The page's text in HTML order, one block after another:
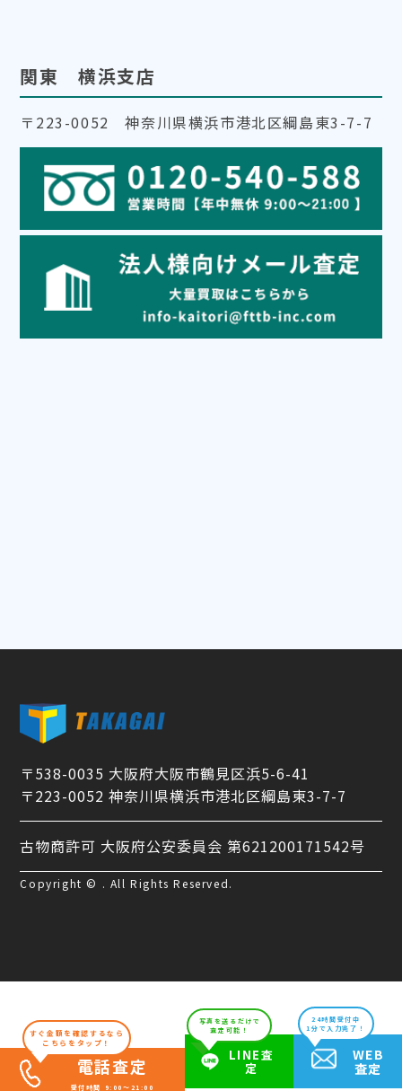
関東 横浜支店
〒223-0052 神奈川県横浜市港北区綱島東3-7-7
〒538-0035 大阪府大阪市鶴見区浜5-6-41
〒223-0052 神奈川県横浜市港北区綱島東3-7-7
古物商許可 大阪府公安委員会 第621200171542号
Copyright © . All Rights Reserved.
すぐ金額を確認するなら
こちらをタップ！
電話査定
受付時間 9:00～21:00
写真を送るだけで
査定可能！
LINE査
定
24時間受付中
1分で入力完了！
WEB
査定